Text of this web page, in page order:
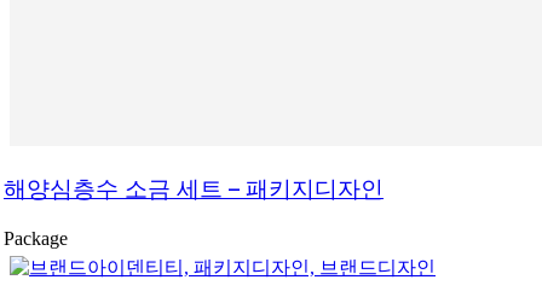
해양심층수 소금 세트 – 패키지디자인
Package